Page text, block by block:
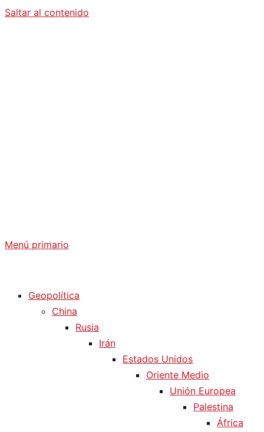
Saltar al contenido
Menú primario
Geopolítica
China
Rusia
Irán
Estados Unidos
Oriente Medio
Unión Europea
Palestina
África